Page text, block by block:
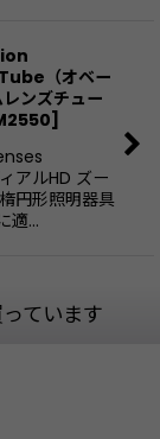
（オベー
ンズチュー
]
アルHD ズー
円形照明器具
適…
ています